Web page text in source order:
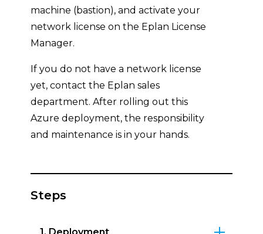
machine (bastion), and activate your
network license on the Eplan License
Manager.
If you do not have a network license
yet, contact the Eplan sales
department. After rolling out this
Azure deployment, the responsibility
and maintenance is in your hands.
Steps